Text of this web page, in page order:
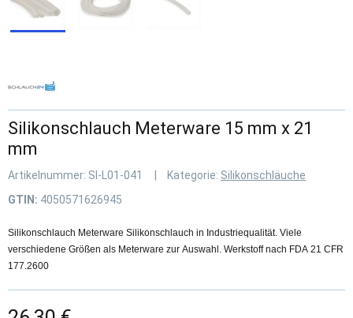
Silikonschlauch Meterware 15 mm x 21
mm
Artikelnummer: SI-L01-041 Kategorie: Silikonschläuche
GTIN: 4050571626945
Silikonschlauch Meterware Silikonschlauch in Industriequalität. Viele
verschiedene Größen als Meterware zur Auswahl. Werkstoff nach FDA 21 CFR
177.2600